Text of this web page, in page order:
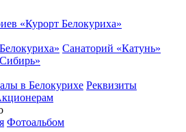
«Курорт Белокуриха»
Санаторий «Катунь»
в Белокурихе Реквизиты
Фотоальбом